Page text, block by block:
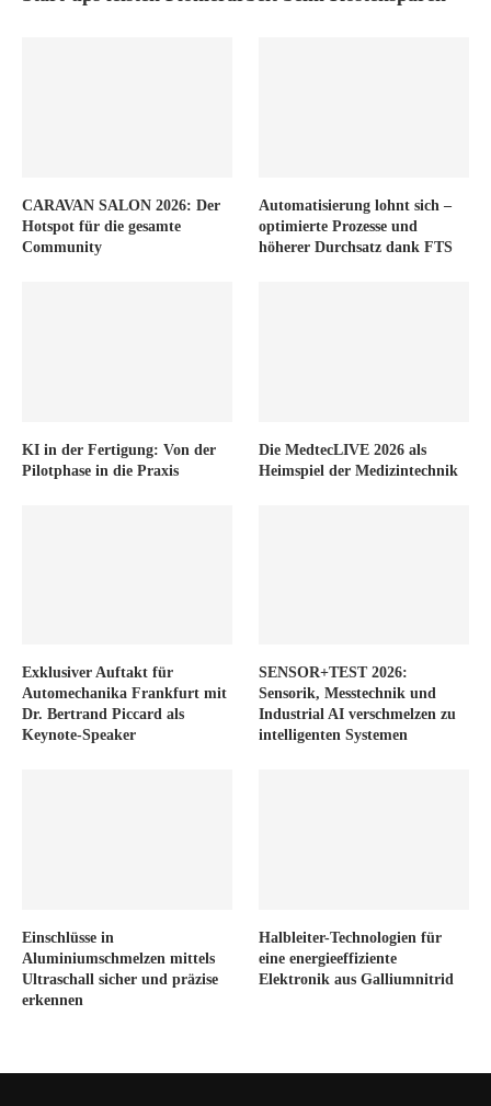
CARAVAN SALON 2026: Der
Hotspot für die gesamte
Community
Automatisierung lohnt sich –
optimierte Prozesse und
höherer Durchsatz dank FTS
KI in der Fertigung: Von der
Pilotphase in die Praxis
Die MedtecLIVE 2026 als
Heimspiel der Medizintechnik
Exklusiver Auftakt für
Automechanika Frankfurt mit
Dr. Bertrand Piccard als
Keynote-Speaker
SENSOR+TEST 2026:
Sensorik, Messtechnik und
Industrial AI verschmelzen zu
intelligenten Systemen
Einschlüsse in
Aluminiumschmelzen mittels
Ultraschall sicher und präzise
erkennen
Halbleiter-Technologien für
eine energieeffiziente
Elektronik aus Galliumnitrid